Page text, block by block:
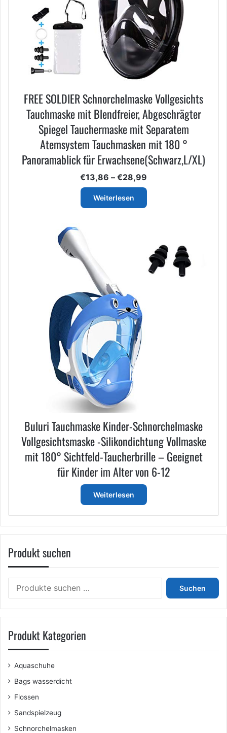
FREE SOLDIER Schnorchelmaske Vollgesichts
Tauchmaske mit Blendfreier, Abgeschrägter
Spiegel Tauchermaske mit Separatem
Atemsystem Tauchmasken mit 180 °
Panoramablick für Erwachsene(Schwarz,L/XL)
€13,86 – €28,99
€28,99
Weiterlesen
Buluri Tauchmaske Kinder-Schnorchelmaske
Vollgesichtsmaske -Silikondichtung Vollmaske
mit 180° Sichtfeld-Taucherbrille – Geeignet
für Kinder im Alter von 6-12
Weiterlesen
Produkt suchen
nach:
Suchen
Produkt Kategorien
Aquaschuhe
Bags wasserdicht
Flossen
Sandspielzeug
Schnorchelmasken